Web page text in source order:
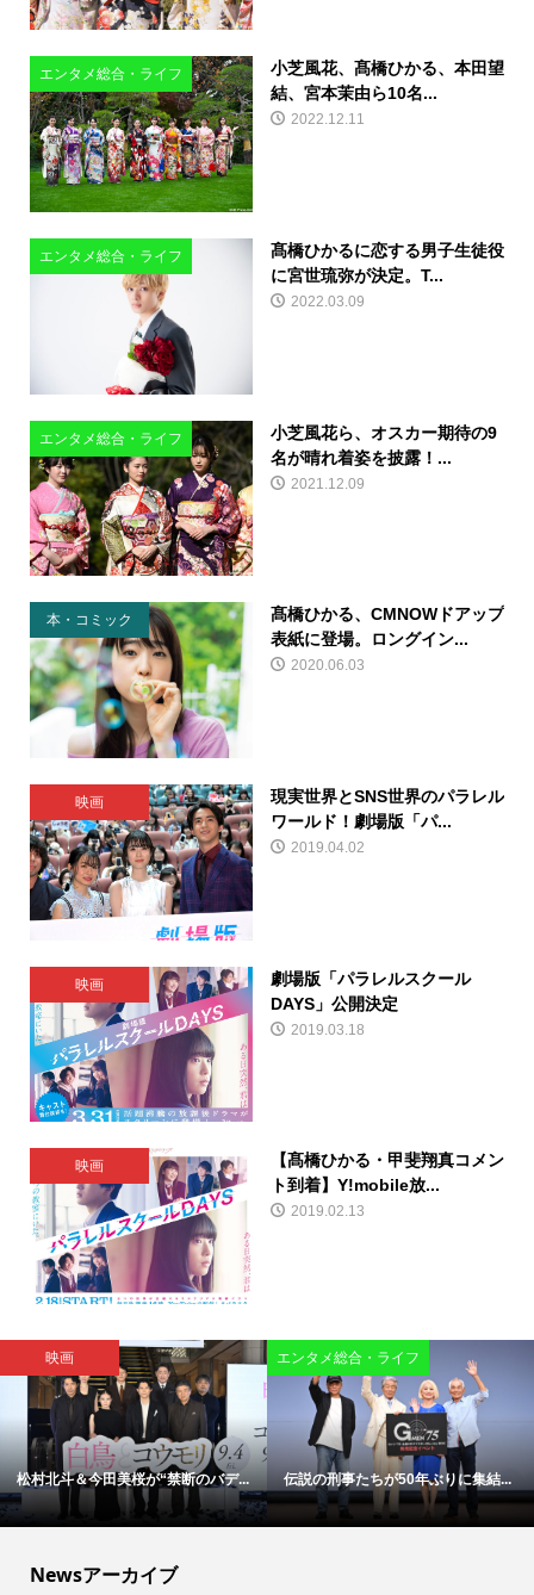
エンタメ総合・ライフ
小芝風花、髙橋ひかる、本田望
結、宮本茉由ら10名...
2022.12.11
エンタメ総合・ライフ
髙橋ひかるに恋する男子生徒役
に宮世琉弥が決定。T...
2022.03.09
エンタメ総合・ライフ
小芝風花ら、オスカー期待の9
名が晴れ着姿を披露！...
2021.12.09
本・コミック
髙橋ひかる、CMNOWドアップ
表紙に登場。ロングイン...
2020.06.03
映画
現実世界とSNS世界のパラレル
ワールド！劇場版「パ...
2019.04.02
映画
劇場版「パラレルスクール
DAYS」公開決定
2019.03.18
映画
【髙橋ひかる・甲斐翔真コメン
ト到着】Y!mobile放...
2019.02.13
映画
松村北斗＆今田美桜が“禁断のバデ...
エンタメ総合・ライフ
伝説の刑事たちが50年ぶりに集結...
Newsアーカイブ